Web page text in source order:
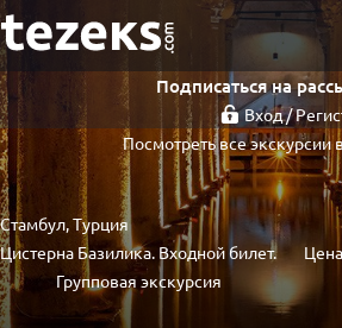
Подписаться на
Вход /
Посмотреть все экскурсии
Стамбул, Турция
Цистерна Базилика. Входной билет.
Групповая экскурсия
Цена